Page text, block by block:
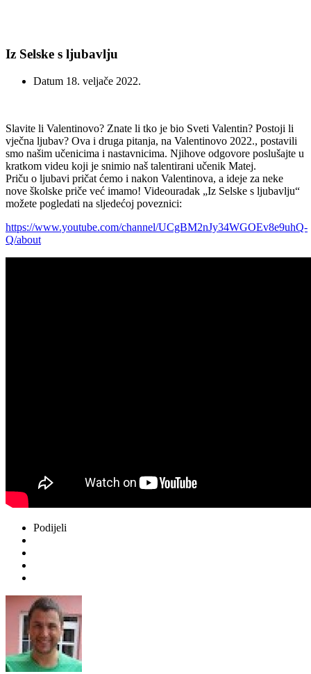
Iz Selske s ljubavlju
Datum 18. veljače 2022.
Slavite li Valentinovo? Znate li tko je bio Sveti Valentin? Postoji li
vječna ljubav? Ova i druga pitanja, na Valentinovo 2022., postavili
smo našim učenicima i nastavnicima. Njihove odgovore poslušajte u
kratkom videu koji je snimio naš talentirani učenik Matej.
Priču o ljubavi pričat ćemo i nakon Valentinova, a ideje za neke
nove školske priče već imamo! Videouradak „Iz Selske s ljubavlju“
možete pogledati na sljedećoj poveznici:
https://www.youtube.com/channel/UCgBM2nJy34WGOEv8e9uhQ-
Q/about
Podijeli